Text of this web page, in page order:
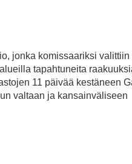
jonka komissaariksi valittiin
tapahtuneita
11 päivää kestäneen
valtaan ja kansainväliseen